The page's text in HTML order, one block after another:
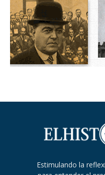
Estimulando la